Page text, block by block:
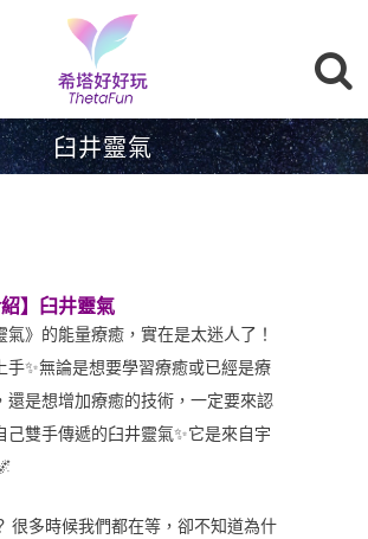
臼井靈氣
紹】臼井靈氣
氣》的能量療癒，實在是太迷人了！
手✨無論是想要學習療癒或已經是療
還是想增加療癒的技術，一定要來認
己雙手傳遞的臼井靈氣✨它是來自宇
很多時候我們都在等，卻不知道為什